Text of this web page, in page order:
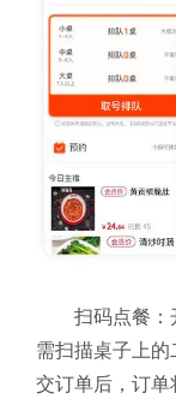
扫码点餐：
需扫描桌子上
交订单后，订单